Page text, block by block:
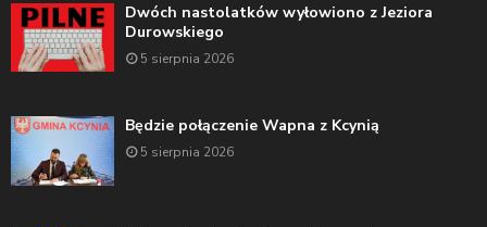
Dwóch nastolatków wyłowiono z Jeziora
Durowskiego
5 sierpnia 2026
Będzie połączenie Wapna z Kcynią
5 sierpnia 2026